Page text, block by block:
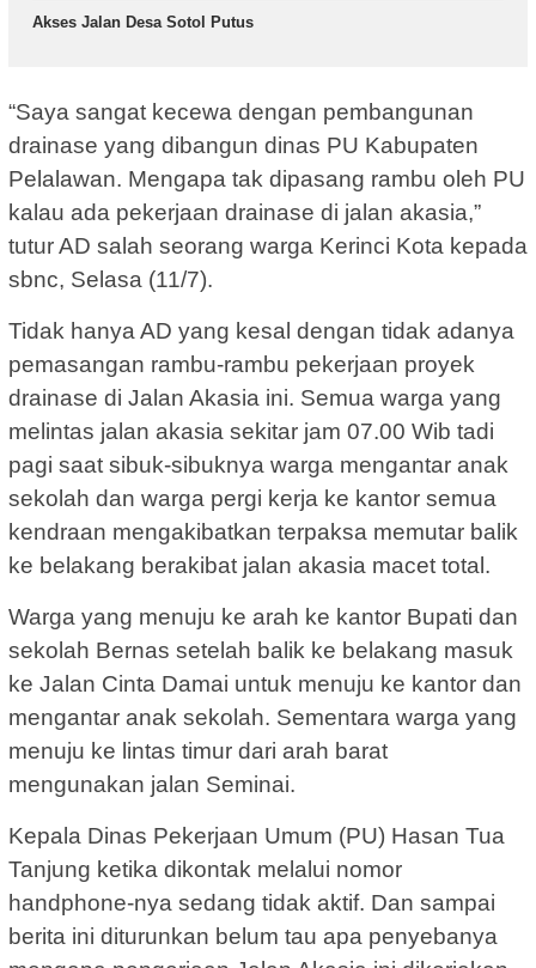
Akses Jalan Desa Sotol Putus
“Saya sangat kecewa dengan pembangunan
drainase yang dibangun dinas PU Kabupaten
Pelalawan. Mengapa tak dipasang rambu oleh PU
kalau ada pekerjaan drainase di jalan akasia,”
tutur AD salah seorang warga Kerinci Kota kepada
sbnc, Selasa (11/7).
Tidak hanya AD yang kesal dengan tidak adanya
pemasangan rambu-rambu pekerjaan proyek
drainase di Jalan Akasia ini. Semua warga yang
melintas jalan akasia sekitar jam 07.00 Wib tadi
pagi saat sibuk-sibuknya warga mengantar anak
sekolah dan warga pergi kerja ke kantor semua
kendraan mengakibatkan terpaksa memutar balik
ke belakang berakibat jalan akasia macet total.
Warga yang menuju ke arah ke kantor Bupati dan
sekolah Bernas setelah balik ke belakang masuk
ke Jalan Cinta Damai untuk menuju ke kantor dan
mengantar anak sekolah. Sementara warga yang
menuju ke lintas timur dari arah barat
mengunakan jalan Seminai.
Kepala Dinas Pekerjaan Umum (PU) Hasan Tua
Tanjung ketika dikontak melalui nomor
handphone-nya sedang tidak aktif. Dan sampai
berita ini diturunkan belum tau apa penyebanya